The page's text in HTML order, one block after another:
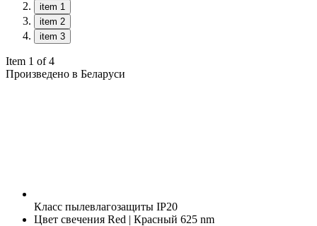
item 1
item 2
item 3
Item 1 of 4
Произведено в Беларуси
Класс пылевлагозащиты IP20
Цвет свечения Red | Красный 625 nm